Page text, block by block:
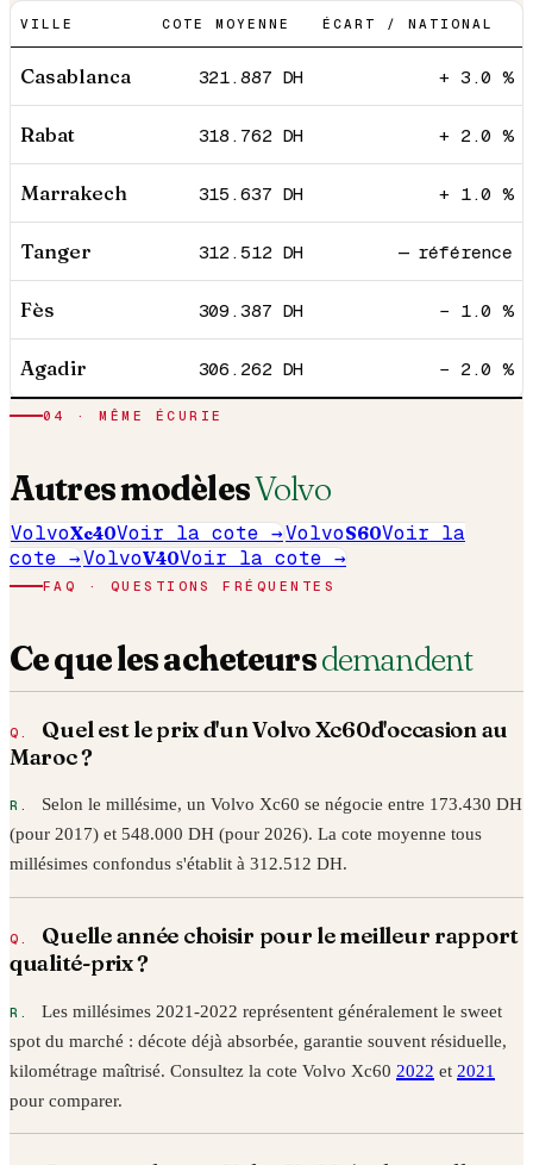
VILLE COTE MOYENNE ÉCART / NATIONAL
Casablanca 321.887 DH + 3.0 %
Rabat 318.762 DH + 2.0 %
Marrakech 315.637 DH + 1.0 %
Tanger 312.512 DH — référence
Fès 309.387 DH − 1.0 %
Agadir 306.262 DH − 2.0 %
04 · MÊME ÉCURIE
Autres modèlesVolvo
VolvoXc40Voir la cote →VolvoS60Voir la
cote →VolvoV40Voir la cote →
FAQ · QUESTIONS FRÉQUENTES
Ce que les acheteursdemandent
Quel est le prix d'unVolvoXc60d'occasion au
Maroc ?
Selon le millésime, unVolvo Xc60 se négocie entre 173.430 DH
(pour 2017) et 548.000 DH (pour 2026). La cote moyenne tous
millésimes confondus s'établit à 312.512 DH.
Quelle année choisir pour le meilleur rapport
qualité-prix ?
Les millésimes 2021-2022 représentent généralement le sweet
spot du marché : décote déjà absorbée, garantie souvent résiduelle,
kilométrage maîtrisé. Consultez la cote Volvo Xc60 2022 et 2021
pour comparer.